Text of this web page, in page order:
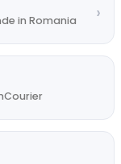
in Romania ›